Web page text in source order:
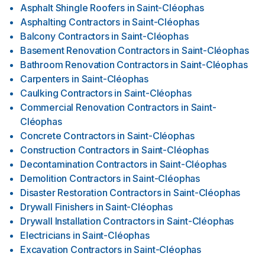
Asphalt Shingle Roofers in Saint-Cléophas
Asphalting Contractors in Saint-Cléophas
Balcony Contractors in Saint-Cléophas
Basement Renovation Contractors in Saint-Cléophas
Bathroom Renovation Contractors in Saint-Cléophas
Carpenters in Saint-Cléophas
Caulking Contractors in Saint-Cléophas
Commercial Renovation Contractors in Saint-
Cléophas
Concrete Contractors in Saint-Cléophas
Construction Contractors in Saint-Cléophas
Decontamination Contractors in Saint-Cléophas
Demolition Contractors in Saint-Cléophas
Disaster Restoration Contractors in Saint-Cléophas
Drywall Finishers in Saint-Cléophas
Drywall Installation Contractors in Saint-Cléophas
Electricians in Saint-Cléophas
Excavation Contractors in Saint-Cléophas